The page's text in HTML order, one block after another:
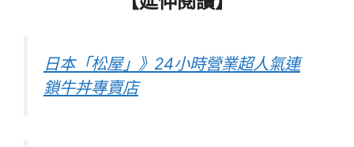
日本「松屋」》24小時營業超人氣連
鎖牛丼專賣店